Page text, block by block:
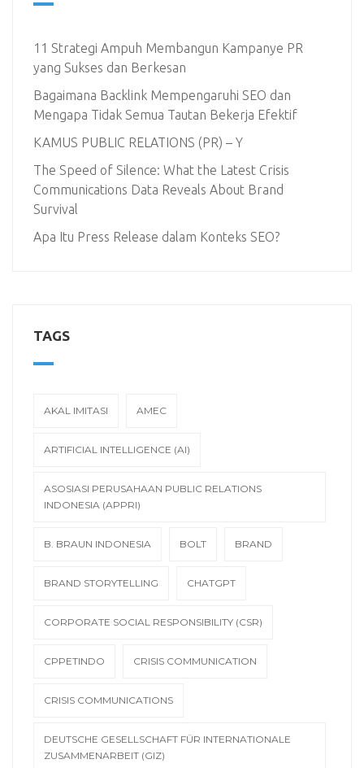
11 Strategi Ampuh Membangun Kampanye PR
yang Sukses dan Berkesan
Bagaimana Backlink Mempengaruhi SEO dan
Mengapa Tidak Semua Tautan Bekerja Efektif
KAMUS PUBLIC RELATIONS (PR) – Y
The Speed of Silence: What the Latest Crisis
Communications Data Reveals About Brand
Survival
Apa Itu Press Release dalam Konteks SEO?
TAGS
AKAL IMITASI AMEC
ARTIFICIAL INTELLIGENCE (AI)
ASOSIASI PERUSAHAAN PUBLIC RELATIONS
INDONESIA (APPRI)
B. BRAUN INDONESIA BOLT BRAND
BRAND STORYTELLING CHATGPT
CORPORATE SOCIAL RESPONSIBILITY (CSR)
CPPETINDO CRISIS COMMUNICATION
CRISIS COMMUNICATIONS
DEUTSCHE GESELLSCHAFT FÜR INTERNATIONALE
ZUSAMMENARBEIT (GIZ)